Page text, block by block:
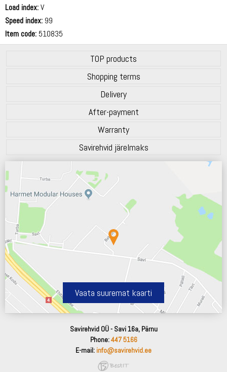
Load index:V
Speed index: 99
Item code: 510835
TOP products
Shopping terms
Delivery
After-payment
Warranty
Savirehvid järelmaks
Vaata suuremat kaarti
Savirehvid OÜ - Savi 16a, Pärnu
Phone:447 5166
E-mail: info@savirehvid.ee